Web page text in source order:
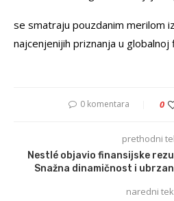
se smatraju pouzdanim merilom
najcenjenijih priznanja u globalnoj
0 komentara 0
prethodni
Nestlé objavio finansijske
Snažna dinamičnost i
naredni